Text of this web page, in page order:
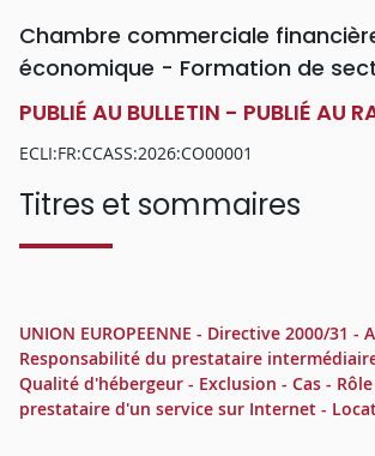
Chambre commerciale
économique - Formation de
PUBLIÉ AU BULLETIN - PUBLIÉ AU
ECLI:FR:CCASS:2026:CO00001
Titres et sommaires
UNION EUROPEENNE - Directive 2000/31 -
Responsabilité du prestataire
Qualité d'hébergeur - Exclusion - Cas -
prestataire d'un service sur Internet -